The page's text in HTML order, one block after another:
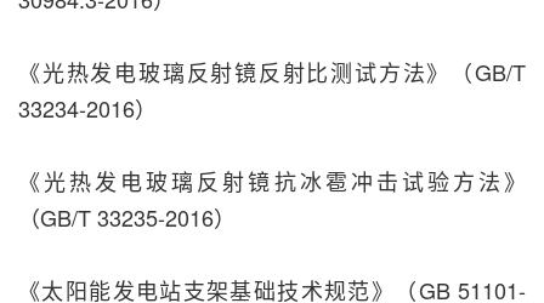
《光热发电玻璃反射镜反射比测试方法》（GB/T
33234-2016）
《光热发电玻璃反射镜抗冰雹冲击试验方法》
（GB/T 33235-2016）
《太阳能发电站支架基础技术规范》（GB 51101-